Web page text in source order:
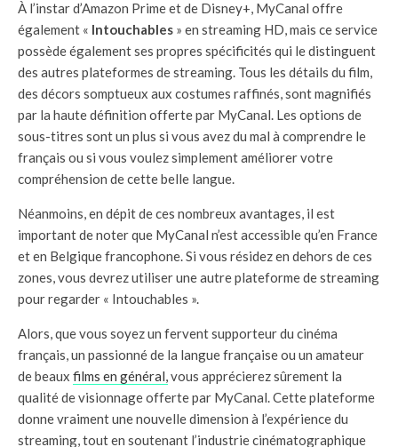
À l’instar d’Amazon Prime et de Disney+, MyCanal offre
également « Intouchables » en streaming HD, mais ce service
possède également ses propres spécificités qui le distinguent
des autres plateformes de streaming. Tous les détails du film,
des décors somptueux aux costumes raffinés, sont magnifiés
par la haute définition offerte par MyCanal. Les options de
sous-titres sont un plus si vous avez du mal à comprendre le
français ou si vous voulez simplement améliorer votre
compréhension de cette belle langue.
Néanmoins, en dépit de ces nombreux avantages, il est
important de noter que MyCanal n’est accessible qu’en France
et en Belgique francophone. Si vous résidez en dehors de ces
zones, vous devrez utiliser une autre plateforme de streaming
pour regarder « Intouchables ».
Alors, que vous soyez un fervent supporteur du cinéma
français, un passionné de la langue française ou un amateur
de beaux films en général,vous apprécierez sûrement la
qualité de visionnage offerte par MyCanal. Cette plateforme
donne vraiment une nouvelle dimension à l’expérience du
streaming, tout en soutenant l’industrie cinématographique